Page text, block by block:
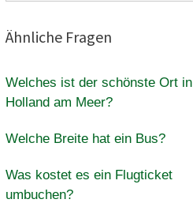
Ähnliche Fragen
Welches ist der schönste Ort in
Holland am Meer?
Welche Breite hat ein Bus?
Was kostet es ein Flugticket
umbuchen?